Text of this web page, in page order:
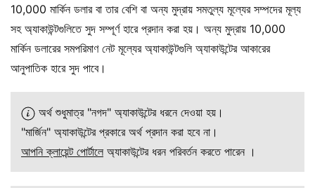
10,000 মার্কিন ডলার বা তার বেশি বা অন্য মুদ্রায় সমতুল্য মূল্যের সম্পদের মূল্য
সহ অ্যাকাউন্টগুলিতে সুদ সম্পূর্ণ হারে প্রদান করা হয়। অন্য মুদ্রায় 10,000
মার্কিন ডলারের সমপরিমাণ নেট মূল্যের অ্যাকাউন্টগুলি অ্যাকাউন্টের আকারের
আনুপাতিক হারে সুদ পাবে।
অর্থ শুধুমাত্র "নগদ" অ্যাকাউন্টের ধরনে দেওয়া হয়।
"মার্জিন" অ্যাকাউন্টের প্রকারে অর্থ প্রদান করা হবে না।
আপনি ক্লায়েন্ট পোর্টালে অ্যাকাউন্টের ধরন পরিবর্তন করতে পারেন ।